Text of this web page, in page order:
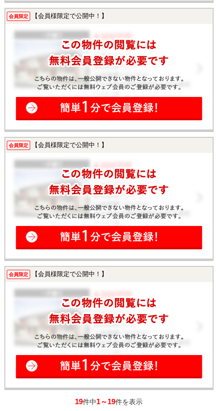
会員限定 【会員様限定で公開中！】
会員限定 【会員様限定で公開中！】
会員限定 【会員様限定で公開中！】
19件中1～19件を表示